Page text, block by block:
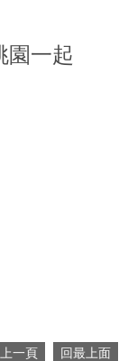
園一起
一頁 回最上面